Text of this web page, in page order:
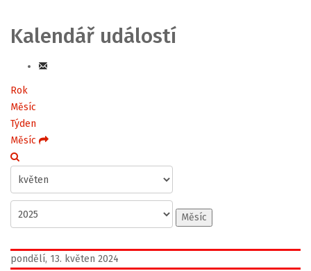
Kalendář událostí
Rok
Měsíc
Týden
Měsíc
Měsíc
pondělí, 13. květen 2024